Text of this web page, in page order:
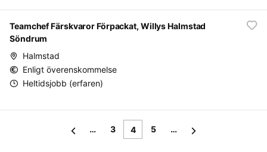
Teamchef Färskvaror Förpackat, Willys Halmstad
Söndrum
Halmstad
Enligt överenskommelse
Heltidsjobb (erfaren)
… 3 4 5 …